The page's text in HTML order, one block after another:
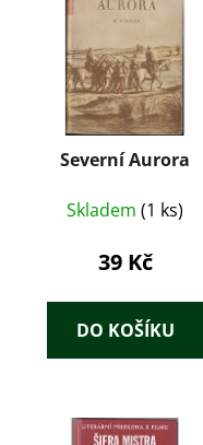
Severní Aurora
Skladem (1 ks)
39 Kč
DO KOŠÍKU